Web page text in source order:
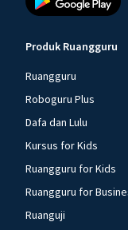
Produk Ruangguru
Ruangguru
Roboguru Plus
Dafa dan Lulu
Kursus for Kids
Ruangguru for Kids
Ruangguru for
Ruanguji